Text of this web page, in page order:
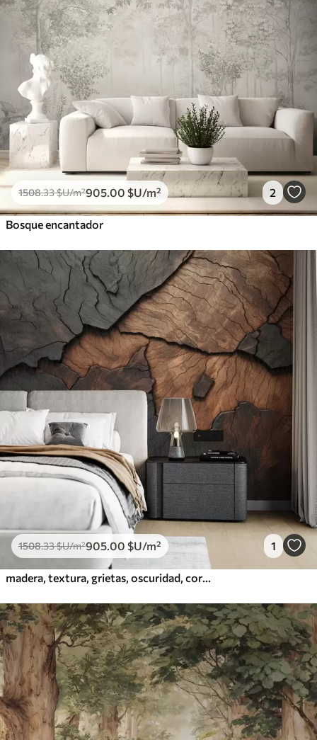
1508.33$U/m²905 .00 $U/m² 2
Bosque encantador
1508.33$U/m²905 .00 $U/m² 1